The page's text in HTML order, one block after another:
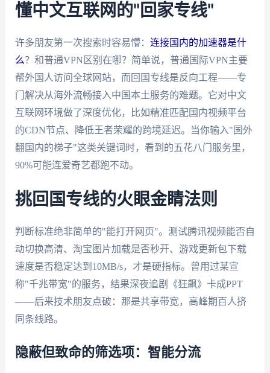
懂中文互联网的"回家专线"
许多朋友第一次搜索时容易懵： 连接国内的加速器是什
么？和普通VPN区别在哪？简单说，普通国际VPN主要
帮外国人访问全球网站，而回国专线是反向工程——专
门解决从海外流畅接入中国本土服务的难题。它对中文
互联网环境做了深度优化，比如精准匹配国内视频平台
的CDN节点、降低王者荣耀的跨境延迟。当你输入"国外
翻国内的梯子"这类关键词时，看到的五花八门服务里，
90%可能连爱奇艺都跑不动。
挑回国专线的火眼金睛法则
判断标准绝非简单的"能打开网页"。测试腾讯视频能否自
动切换高清、淘宝图片加载是否秒开、游戏更新包下载
速度是否稳定达到10MB/s，才是硬指标。曾用过某宣
称"千兆带宽"的服务，结果深夜追剧《狂飙》卡成PPT
——后来技术朋友点破：那是共享带宽，高峰期百人挤
同条线路。
隐蔽但致命的筛选项：智能分流